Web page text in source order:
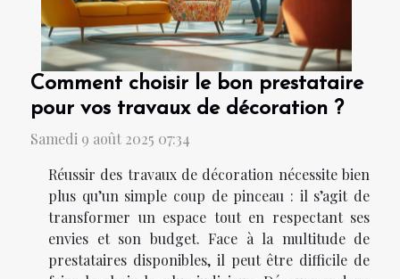
Comment choisir le bon prestataire
pour vos travaux de décoration ?
Samedi 9 août 2025 07:34
Réussir des travaux de décoration nécessite bien
plus qu’un simple coup de pinceau : il s’agit de
transformer un espace tout en respectant ses
envies et son budget. Face à la multitude de
prestataires disponibles, il peut être difficile de